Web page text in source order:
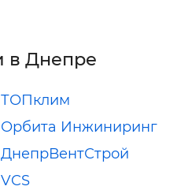
в Днепре
ТОПклим
Орбита Инжиниринг
ДнепрВентСтрой
VCS